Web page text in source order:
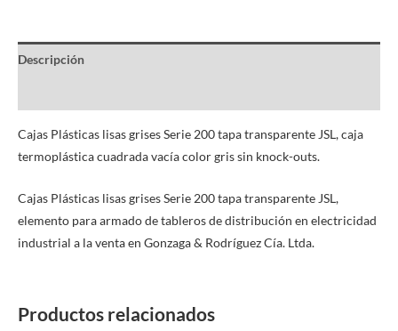
Descripción
Cajas Plásticas lisas grises Serie 200 tapa transparente JSL, caja
termoplástica cuadrada vacía color gris sin knock-outs.
Cajas Plásticas lisas grises Serie 200 tapa transparente JSL,
elemento para armado de tableros de distribución en electricidad
industrial a la venta en Gonzaga & Rodríguez Cía. Ltda.
Productos relacionados